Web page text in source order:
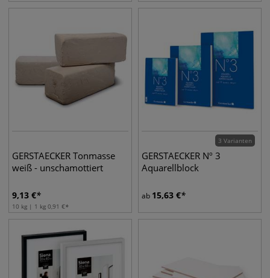
GERSTAECKER Tonmasse
weiß - unschamottiert
9,13 €
10 kg | 1 kg 0,91 €
3 Varianten
GERSTAECKER Nº 3
Aquarellblock
ab 15,63 €